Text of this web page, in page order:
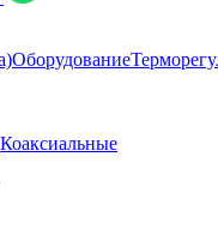
Оборудование
Коаксиальные